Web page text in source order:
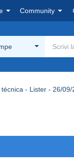
Community
- Lister - 26/09/